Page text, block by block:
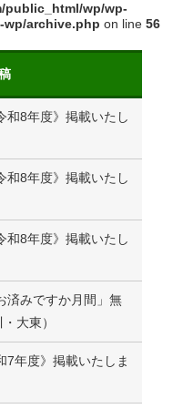
public_html/wp/wp-
wp/archive.php on line 56
和8年度》掲載いたし
和8年度》掲載いたし
和8年度》掲載いたし
済みですか月間」無
大東）
7年度》掲載いたしま